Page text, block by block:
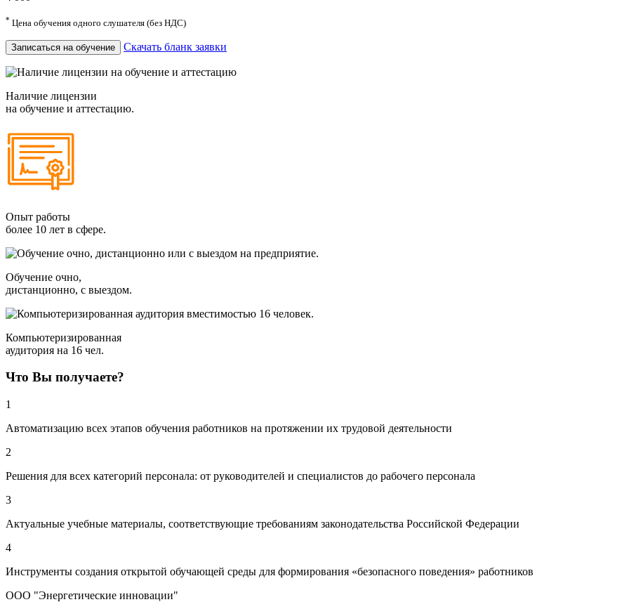
* Цена обучения одного слушателя (без НДС)
Записаться на обучение Скачать бланк заявки
Наличие лицензии
на обучение и аттестацию.
Опыт работы
более 10 лет в сфере.
Обучение очно,
дистанционно, с выездом.
Компьютеризированная
аудитория на 16 чел.
Что Вы получаете?
1
Автоматизацию всех этапов обучения работников на протяжении их трудовой деятельности
2
Решения для всех категорий персонала: от руководителей и специалистов до рабочего персонала
3
Актуальные учебные материалы, соответствующие требованиям законодательства Российской Федерации
4
Инструменты создания открытой обучающей среды для формирования «безопасного поведения» работников
ООО "Энергетические инновации"